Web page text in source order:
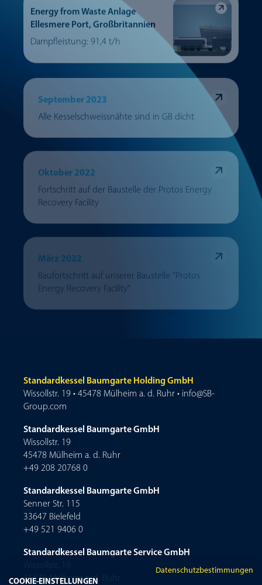
Energy from Waste Anlage
Ellesmere Port, Großbritannien
Dampfleistung: 91,4 t/h
September 2023
Alle Kesselschweissnähte sind in GB dicht
Oktober 2022
Fortschritt auf der Baustelle der Protos Energy
Recovery Facility
März 2022
Baufortschritt auf unserer Baustelle "Protos
Energy Recovery Facility"
Standardkessel Baumgarte Holding GmbH
Wissollstr. 19 • 45478 Mülheim a. d. Ruhr • info@SB-
Group.com
Standardkessel Baumgarte GmbH
Wissollstr. 19
45478 Mülheim a. d. Ruhr
+49 208 20768 0
Standardkessel Baumgarte GmbH
Senner Str. 115
33647 Bielefeld
+49 521 9406 0
Standardkessel Baumgarte Service GmbH
45478 Mülheim a. d. Ruhr
Datenschutzbestimmungen
COOKIE-EINSTELLUNGEN